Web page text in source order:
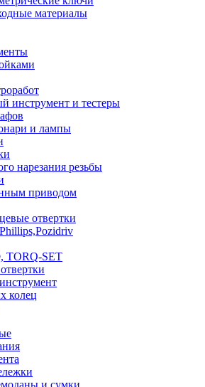
материалы
инструмент и тестеры
и лампы
нарезания резьбы
приводом
отвертки
TORQ-SET
колец
и сумки